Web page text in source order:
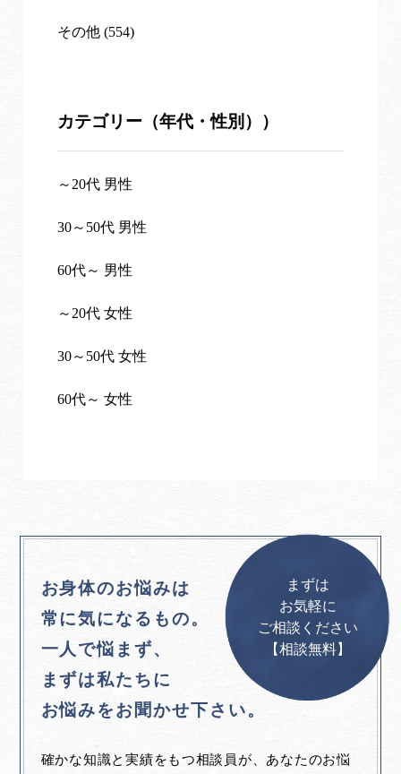
その他 (554)
カテゴリー（年代・性別））
～20代 男性
30～50代 男性
60代～ 男性
～20代 女性
30～50代 女性
60代～ 女性
お身体のお悩みは
常に気になるもの。
一人で悩まず、
まずは私たちに
お悩みをお聞かせ下さい。
確かな知識と実績をもつ相談員が、あなたのお悩
まずは
お気軽に
ご相談ください
【相談無料】